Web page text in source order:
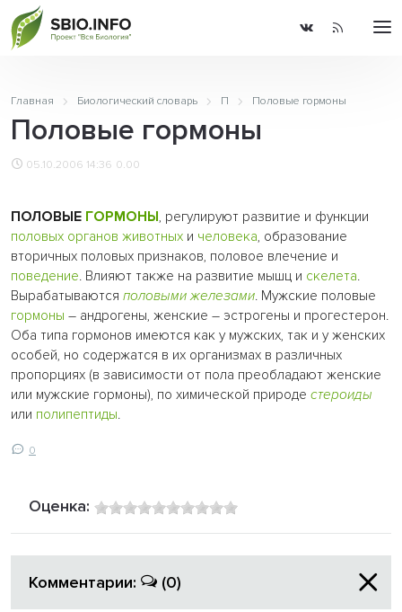
Главная Биологический словарь П Половые гормоны
Половые гормоны
05.10.2006 14:36 0.00
ПОЛОВЫЕ ГОРМОНЫ, регулируют развитие и функции
половых органов животных и человека, образование
вторичных половых признаков, половое влечение и
поведение. Влияют также на развитие мышц и скелета.
Вырабатываются половыми железами. Мужские половые
гормоны – андрогены, женские – эстрогены и прогестерон.
Оба типа гормонов имеются как у мужских, так и у женских
особей, но содержатся в их организмах в различных
пропорциях (в зависимости от пола преобладают женские
или мужские гормоны), по химической природе стероиды
или полипептиды.
0
Оценка:
Комментарии: (0)